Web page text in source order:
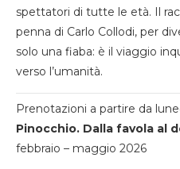
spettatori di tutte le età. Il
penna di Carlo Collodi, per
solo una fiaba: è il viaggio
verso l’umanità.
Prenotazioni a partire da
Pinocchio. Dalla favola al
febbraio – maggio 2026